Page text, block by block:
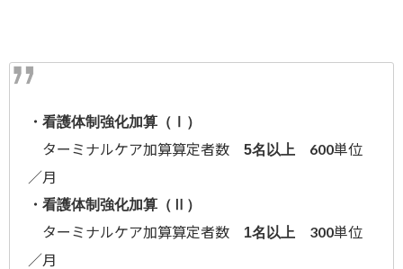
・看護体制強化加算（Ⅰ）
ターミナルケア加算算定者数 5名以上
600単位
／月
・看護体制強化加算（Ⅱ）
ターミナルケア加算算定者数 1名以上
300単位
／月